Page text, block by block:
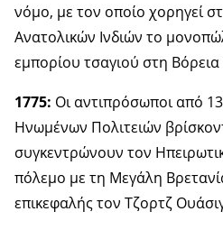
νόμο, με τον οποίο χορηγεί
Ανατολικών Ινδιών το
εμπορίου τσαγιού στη Βόρεια
1775: Οι αντιπρόσωποι από
Ηνωμένων Πολιτειών
συγκεντρώνουν τον
πόλεμο με τη Μεγάλη
επικεφαλής τον Τζορτζ